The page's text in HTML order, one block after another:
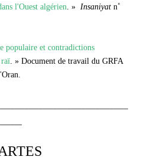
l'Ouest algérien . » Insaniyat n˚
populaire et contradictions
raï . » Document de travail du GRFA